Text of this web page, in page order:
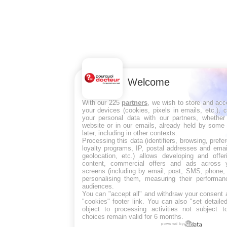
Welcome
With our 225 partners , we wish to store and
your devices (cookies, pixels in emails, etc.),
your personal data with our partners,
website or in our emails, already held by
later, including in other contexts.
Processing this data (identifiers, browsing,
loyalty programs, IP, postal addresses and
geolocation, etc.) allows developing and
content, commercial offers and ads across
screens (including by email, post, SMS,
personalising them, measuring their
audiences.
You can "accept all" and withdraw your consent
"cookies" footer link . You can also "set
object to processing activities not subject
choices remain valid for 6 months.
powered by